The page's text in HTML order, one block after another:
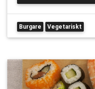
Burgare Vegetariskt